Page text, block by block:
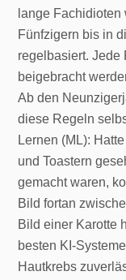
lange
Fünfzigern bis in
regelbasiert. Jede
beigebracht
Ab den
diese Regeln
Lernen (ML):
und Toastern
gemacht waren,
Bild fortan
Bild einer Karotte
besten KI-
Hautkrebs